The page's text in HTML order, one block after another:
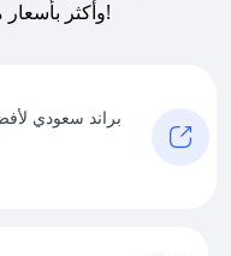
وأكثر بأسعار مخفضة. مع صحصح التوفير صار أعلى!
براند سعودي